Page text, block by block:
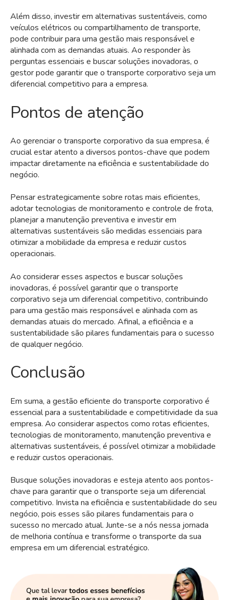
Além disso, investir em alternativas sustentáveis, como
veículos elétricos ou compartilhamento de transporte,
pode contribuir para uma gestão mais responsável e
alinhada com as demandas atuais. Ao responder às
perguntas essenciais e buscar soluções inovadoras, o
gestor pode garantir que o transporte corporativo seja um
diferencial competitivo para a empresa.
Pontos de atenção
Ao gerenciar o transporte corporativo da sua empresa, é
crucial estar atento a diversos pontos-chave que podem
impactar diretamente na eficiência e sustentabilidade do
negócio.
Pensar estrategicamente sobre rotas mais eficientes,
adotar tecnologias de monitoramento e controle de frota,
planejar a manutenção preventiva e investir em
alternativas sustentáveis são medidas essenciais para
otimizar a mobilidade da empresa e reduzir custos
operacionais.
Ao considerar esses aspectos e buscar soluções
inovadoras, é possível garantir que o transporte
corporativo seja um diferencial competitivo, contribuindo
para uma gestão mais responsável e alinhada com as
demandas atuais do mercado. Afinal, a eficiência e a
sustentabilidade são pilares fundamentais para o sucesso
de qualquer negócio.
Conclusão
Em suma, a gestão eficiente do transporte corporativo é
essencial para a sustentabilidade e competitividade da sua
empresa. Ao considerar aspectos como rotas eficientes,
tecnologias de monitoramento, manutenção preventiva e
alternativas sustentáveis, é possível otimizar a mobilidade
e reduzir custos operacionais.
Busque soluções inovadoras e esteja atento aos pontos-
chave para garantir que o transporte seja um diferencial
competitivo. Invista na eficiência e sustentabilidade do seu
negócio, pois esses são pilares fundamentais para o
sucesso no mercado atual. Junte-se a nós nessa jornada
de melhoria contínua e transforme o transporte da sua
empresa em um diferencial estratégico.